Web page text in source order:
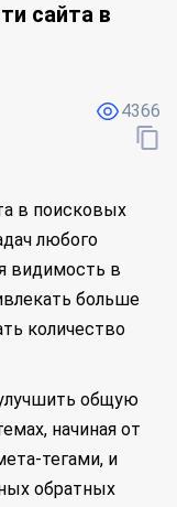
сайта в
4366
в поисковых
любого
видимость в
больше
количество
общую
начиная от
тегами, и
обратных